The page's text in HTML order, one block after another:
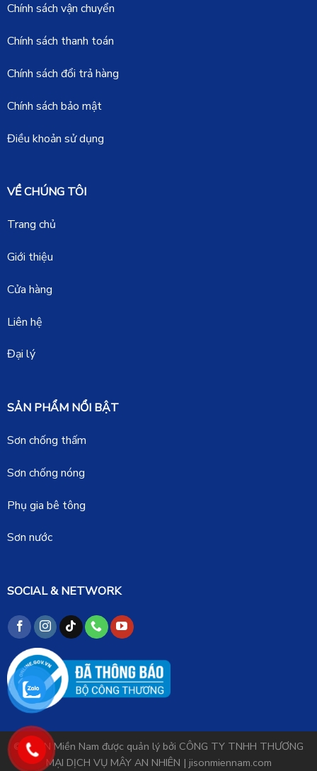
Chính sách vận chuyển
Chính sách thanh toán
Chính sách đổi trả hàng
Chính sách bảo mật
Điều khoản sử dụng
VỀ CHÚNG TÔI
Trang chủ
Giới thiệu
Cửa hàng
Liên hệ
Đại lý
SẢN PHẨM NỔI BẬT
Sơn chống thấm
Sơn chống nóng
Phụ gia bê tông
Sơn nước
SOCIAL & NETWORK
© JISON Miền Nam được quản lý bởi CÔNG TY TNHH THƯƠNG
MẠI DỊCH VỤ MÂY AN NHIÊN | jisonmiennam.com